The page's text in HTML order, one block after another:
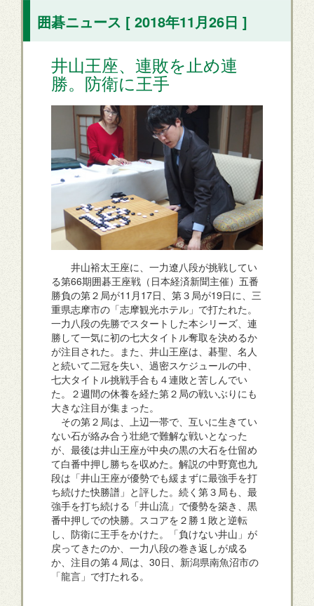
囲碁ニュース [ 2018年11月26日 ]
井山王座、連敗を止め連
勝。防衛に王手
井山裕太王座に、一力遼八段が挑戦してい
る第66期囲碁王座戦（日本経済新聞主催）五番
勝負の第２局が11月17日、第３局が19日に、三
重県志摩市の「志摩観光ホテル」で打たれた。
一力八段の先勝でスタートした本シリーズ、連
勝して一気に初の七大タイトル奪取を決めるか
が注目された。また、井山王座は、碁聖、名人
と続いて二冠を失い、過密スケジュールの中、
七大タイトル挑戦手合も４連敗と苦しんでい
た。２週間の休養を経た第２局の戦いぶりにも
大きな注目が集まった。
その第２局は、上辺一帯で、互いに生きてい
ない石が絡み合う壮絶で難解な戦いとなった
が、最後は井山王座が中央の黒の大石を仕留め
て白番中押し勝ちを収めた。解説の中野寛也九
段は「井山王座が優勢でも緩まずに最強手を打
ち続けた快勝譜」と評した。続く第３局も、最
強手を打ち続ける「井山流」で優勢を築き、黒
番中押しでの快勝。スコアを２勝１敗と逆転
し、防衛に王手をかけた。「負けない井山」が
戻ってきたのか、一力八段の巻き返しが成る
か、注目の第４局は、30日、新潟県南魚沼市の
「龍言」で打たれる。